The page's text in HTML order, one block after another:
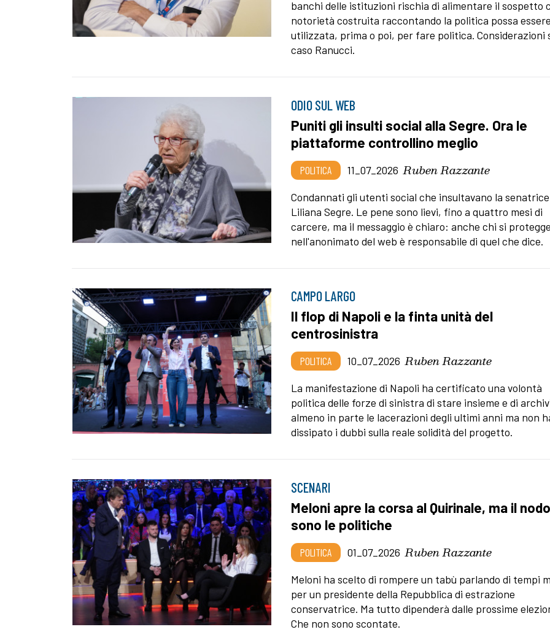
banchi delle istituzioni rischia di alimentare il sospetto
notorietà costruita raccontando la politica possa essere
utilizzata, prima o poi, per fare politica. Considerazioni
caso Ranucci.
ODIO SUL WEB
Puniti gli insulti social alla Segre. Ora le
piattaforme controllino meglio
POLITICA 11_07_2026 Ruben Razzante
Condannati gli utenti social che insultavano la senatrice
Liliana Segre. Le pene sono lievi, fino a quattro mesi di
carcere, ma il messaggio è chiaro: anche chi si protegge
nell'anonimato del web è responsabile di quel che dice.
CAMPO LARGO
Il flop di Napoli e la finta unità del
centrosinistra
POLITICA 10_07_2026 Ruben Razzante
La manifestazione di Napoli ha certificato una volontà
politica delle forze di sinistra di stare insieme e di
almeno in parte le lacerazioni degli ultimi anni ma non
dissipato i dubbi sulla reale solidità del progetto.
SCENARI
Meloni apre la corsa al Quirinale, ma il nodo
sono le politiche
POLITICA 01_07_2026 Ruben Razzante
Meloni ha scelto di rompere un tabù parlando di tempi
per un presidente della Repubblica di estrazione
conservatrice. Ma tutto dipenderà dalle prossime
Che non sono scontate.